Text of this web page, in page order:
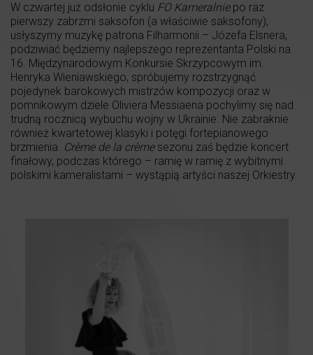
W czwartej już odsłonie cyklu FO Kameralnie po raz
pierwszy zabrzmi saksofon (a właściwie saksofony),
usłyszymy muzykę patrona Filharmonii – Józefa Elsnera,
podziwiać będziemy najlepszego reprezentanta Polski na
16. Międzynarodowym Konkursie Skrzypcowym im.
Henryka Wieniawskiego, spróbujemy rozstrzygnąć
pojedynek barokowych mistrzów kompozycji oraz w
pomnikowym dziele Oliviera Messiaena pochylimy się nad
trudną rocznicą wybuchu wojny w Ukrainie. Nie zabraknie
również kwartetowej klasyki i potęgi fortepianowego
brzmienia. Crème de la crème sezonu zaś będzie koncert
finałowy, podczas którego – ramię w ramię z wybitnymi
polskimi kameralistami – wystąpią artyści naszej Orkiestry.